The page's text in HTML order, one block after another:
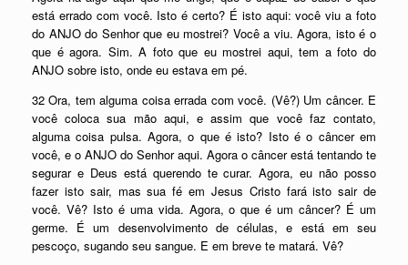
está errado com você. Isto é certo? É isto aqui: você viu a foto
do ANJO do Senhor que eu mostrei? Você a viu. Agora, isto é o
que é agora. Sim. A foto que eu mostrei aqui, tem a foto do
ANJO sobre isto, onde eu estava em pé.
32 Ora, tem alguma coisa errada com você. (Vê?) Um câncer. E
você coloca sua mão aqui, e assim que você faz contato,
alguma coisa pulsa. Agora, o que é isto? Isto é o câncer em
você, e o ANJO do Senhor aqui. Agora o câncer está tentando te
segurar e Deus está querendo te curar. Agora, eu não posso
fazer isto sair, mas sua fé em Jesus Cristo fará isto sair de
você. Vê? Isto é uma vida. Agora, o que é um câncer? É um
germe. É um desenvolvimento de células, e está em seu
pescoço, sugando seu sangue. E em breve te matará. Vê?